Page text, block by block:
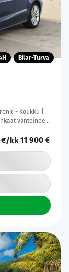
Bilar-Turva
- Koukku |
vanteineen
€/kk11 900 €